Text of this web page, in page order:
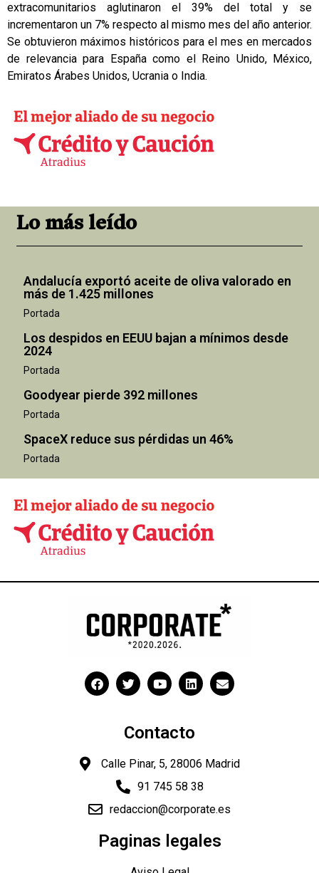
extracomunitarios aglutinaron el 39% del total y se
incrementaron un 7% respecto al mismo mes del año anterior.
Se obtuvieron máximos históricos para el mes en mercados
de relevancia para España como el Reino Unido, México,
Emiratos Árabes Unidos, Ucrania o India.
Lo más leído
Andalucía exportó aceite de oliva valorado en
más de 1.425 millones
Portada
Los despidos en EEUU bajan a mínimos desde
2024
Portada
Goodyear pierde 392 millones
Portada
SpaceX reduce sus pérdidas un 46%
Portada
Contacto
Calle Pinar, 5, 28006 Madrid
91 745 58 38
redaccion@corporate.es
Paginas legales